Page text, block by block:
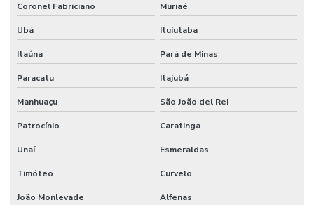
Coronel Fabriciano Muriaé
Ubá Ituiutaba
Itaúna Pará de Minas
Paracatu Itajubá
Manhuaçu São João del Rei
Patrocínio Caratinga
Unaí Esmeraldas
Timóteo Curvelo
João Monlevade Alfenas